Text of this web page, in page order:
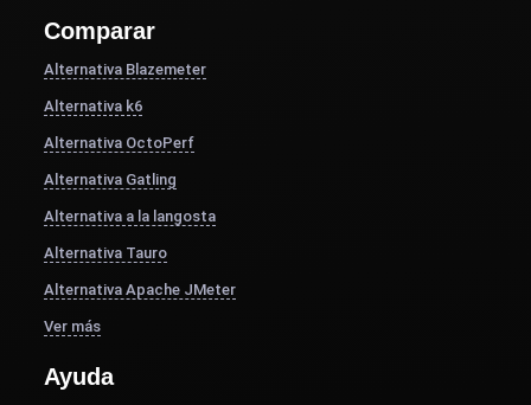
Comparar
Alternativa Blazemeter
Alternativa k6
Alternativa OctoPerf
Alternativa Gatling
Alternativa a la langosta
Alternativa Tauro
Alternativa Apache JMeter
Ver más
Ayuda